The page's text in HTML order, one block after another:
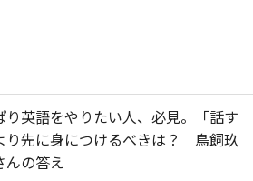
り英語をやりたい人、必見。「話す
り先に身につけるべきは？ 鳥飼玖
んの答え